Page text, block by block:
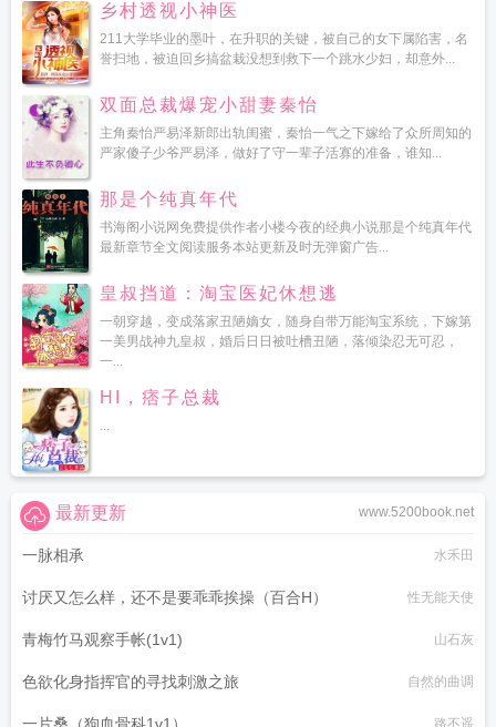
乡村透视小神医
211大学毕业的墨叶，在升职的关键，被自己的女下属陷害，名
誉扫地，被迫回乡搞盆栽没想到救下一个跳水少妇，却意外...
双面总裁爆宠小甜妻秦怡
主角秦怡严易泽新郎出轨闺蜜，秦怡一气之下嫁给了众所周知的
严家傻子少爷严易泽，做好了守一辈子活寡的准备，谁知...
那是个纯真年代
书海阁小说网免费提供作者小楼今夜的经典小说那是个纯真年代
最新章节全文阅读服务本站更新及时无弹窗广告...
皇叔挡道：淘宝医妃休想逃
一朝穿越，变成落家丑陋嫡女，随身自带万能淘宝系统，下嫁第
一美男战神九皇叔，婚后日日被吐槽丑陋，落倾染忍无可忍，
一...
HI，痞子总裁
...
www.5200book.net
最新更新
一脉相承 水禾田
讨厌又怎么样，还不是要乖乖挨操（百合H） 性无能天使
青梅竹马观察手帐(1v1) 山石灰
色欲化身指挥官的寻找刺激之旅 自然的曲调
路不遥